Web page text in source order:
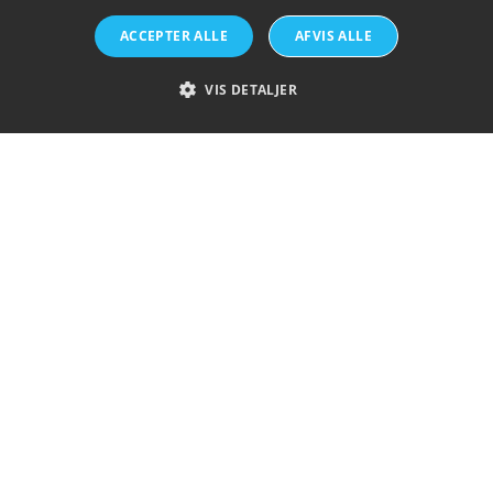
Visit GlobalWafers
ACCEPTER ALLE AFVIS ALLE
VIS DETALJER